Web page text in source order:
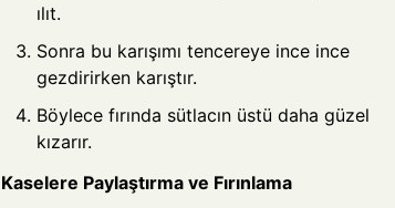
ılıt.
Sonra bu karışımı tencereye ince ince
gezdirirken karıştır.
Böylece fırında sütlacın üstü daha güzel
kızarır.
Kaselere Paylaştırma ve Fırınlama